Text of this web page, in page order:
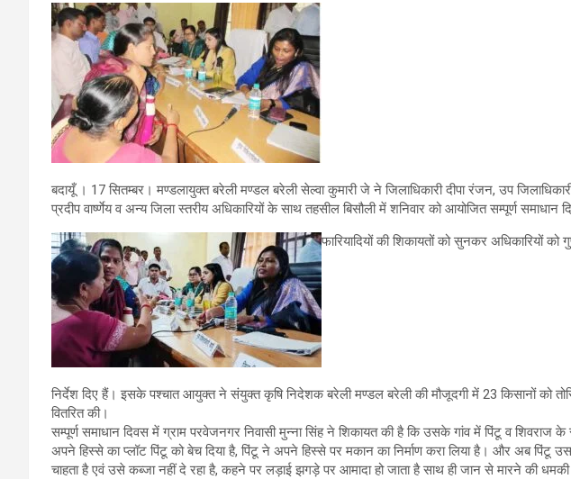
बदायूँ । 17 सितम्बर। मण्डलायुक्त बरेली मण्डल बरेली सेल्वा कुमारी जे ने जिलाधिकारी दीपा रंजन, उप जिलाधिकारी
प्रदीप वार्ष्णेय व अन्य जिला स्तरीय अधिकारियों के साथ तहसील बिसौली में शनिवार को आयोजित सम्पूर्ण समाधान
फारियादियों की शिकायतों को सुनकर अधिकारियों
निर्देश दिए हैं। इसके पश्चात आयुक्त ने संयुक्त कृषि निदेशक बरेली मण्डल बरेली की मौजूदगी में 23 किसानों को
वितरित की।
सम्पूर्ण समाधान दिवस में ग्राम परवेजनगर निवासी मुन्ना सिंह ने शिकायत की है कि उसके गांव में पिंटू व
अपने हिस्से का प्लॉट पिंटू को बेच दिया है, पिंटू ने अपने हिस्से पर मकान का निर्माण करा लिया है। और अब
चाहता है एवं उसे कब्जा नहीं दे रहा है, कहने पर लड़ाई झगड़े पर आमादा हो जाता है साथ ही जान से मारने की धमकी